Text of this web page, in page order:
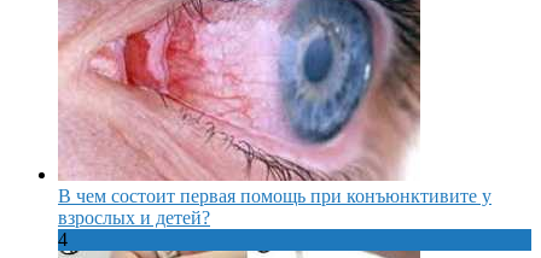
В чем состоит первая помощь при конъюнктивите у
взрослых и детей?
4